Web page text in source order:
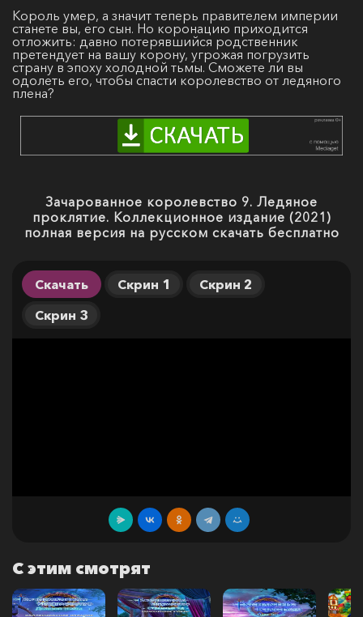
Король умер, а значит теперь правителем империи
станете вы, его сын. Но коронацию приходится
отложить: давно потерявшийся родственник
претендует на вашу корону, угрожая погрузить
страну в эпоху холодной тьмы. Сможете ли вы
одолеть его, чтобы спасти королевство от ледяного
плена?
Зачарованное королевство 9. Ледяное
проклятие. Коллекционное издание (2021)
полная версия на русском скачать бесплатно
Скачать Скрин 1
Скрин 2
Скрин 3
С этим смотрят